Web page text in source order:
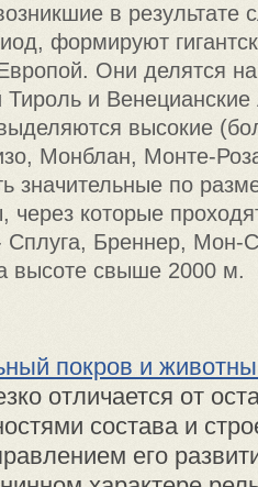
в результате
форми­руют
Они делятся
и
высокие
Монблан, Монте-
зна­чительные по
кото­рые
Сплуга, Бреннер, Мон-
высоте свыше 2000 м.
покров и
отличается от
состава и
его